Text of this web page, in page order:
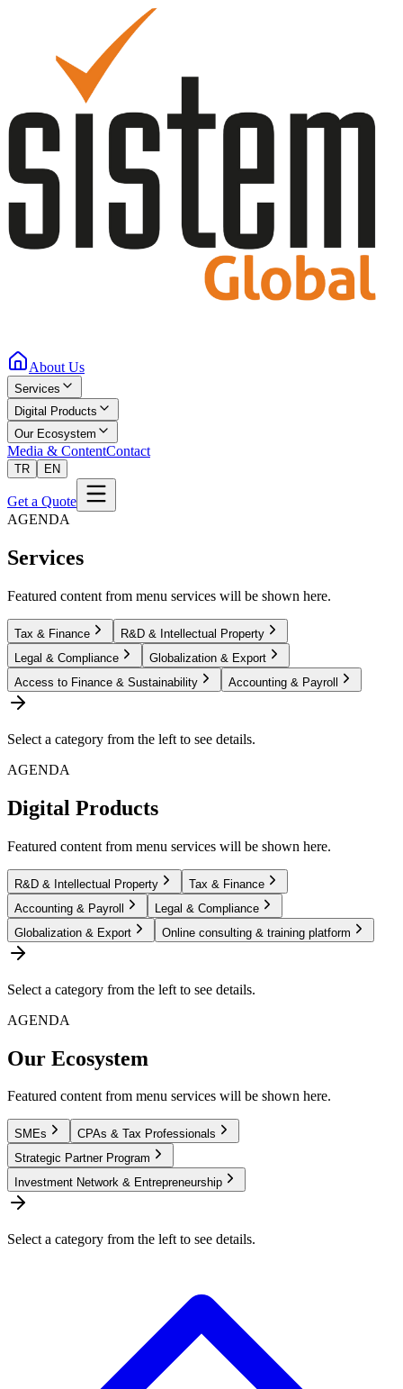
About Us
Services
Digital Products
Our Ecosystem
Media & ContentContact
TR EN
Get a Quote
AGENDA
Services
Featured content from menu services will be shown here.
Tax & Finance
R&D & Intellectual Property
Legal & Compliance
Globalization & Export
Access to Finance & Sustainability
Accounting & Payroll
Select a category from the left to see details.
AGENDA
Digital Products
Featured content from menu services will be shown here.
R&D & Intellectual Property
Tax & Finance
Accounting & Payroll
Legal & Compliance
Globalization & Export
Online consulting & training platform
Select a category from the left to see details.
AGENDA
Our Ecosystem
Featured content from menu services will be shown here.
SMEs
CPAs & Tax Professionals
Strategic Partner Program
Investment Network & Entrepreneurship
Select a category from the left to see details.